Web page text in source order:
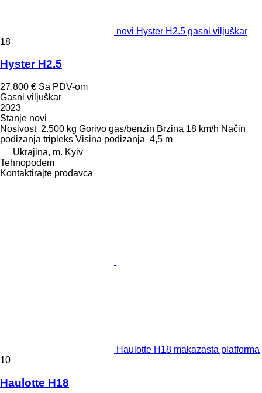
novi Hyster H2.5 gasni viljuškar
18
Hyster H2.5
27.800 € Sa PDV-om
Gasni viljuškar
2023
Stanje novi
Nosivost 2.500 kg Gorivo gas/benzin Brzina 18 km/h Način
podizanja tripleks Visina podizanja 4,5 m
Ukrajina, m. Kyiv
Tehnopodem
Kontaktirajte prodavca
Haulotte H18 makazasta platforma
10
Haulotte H18